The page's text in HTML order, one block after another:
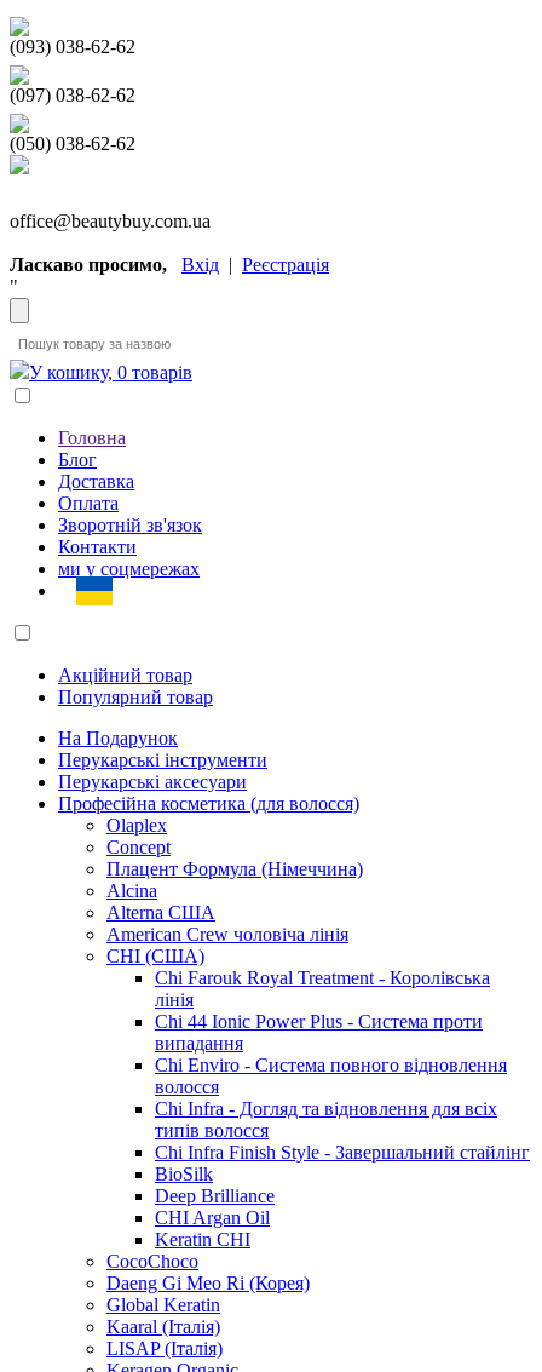
(093) 038-62-62
(097) 038-62-62
(050) 038-62-62
office@beautybuy.com.ua
Ласкаво просимо, Вхід | Реєстрація
"
У кошику, 0 товарів
Головна
Блог
Доставка
Оплата
Зворотній зв'язок
Контакти
ми у соцмережах
Акційний товар
Популярний товар
На Подарунок
Перукарські інструменти
Перукарські аксесуари
Професійна косметика (для волосся)
Olaplex
Concept
Плацент Формула (Німеччина)
Alcina
Alterna США
American Crew чоловіча лінія
CHI (США)
Chi Farouk Royal Treatment - Королівська
лінія
Chi 44 Ionic Power Plus - Система проти
випадання
Chi Enviro - Система повного відновлення
волосся
Chi Infra - Догляд та відновлення для всіх
типів волосся
Chi Infra Finish Style - Завершальний стайлінг
BioSilk
Deep Brilliance
CHI Argan Oil
Keratin CHI
CocoChoco
Daeng Gi Meo Ri (Корея)
Global Keratin
Kaaral (Італія)
LISAP (Італія)